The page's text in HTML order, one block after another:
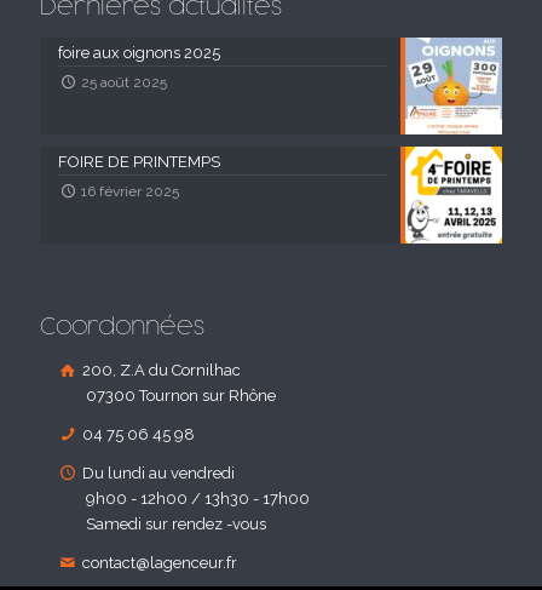
Dernières actualités
foire aux oignons 2025
25 août 2025
FOIRE DE PRINTEMPS
16 février 2025
Coordonnées
200, Z.A du Cornilhac
07300 Tournon sur Rhône
04 75 06 45 98
Du lundi au vendredi
9h00 - 12h00 / 13h30 - 17h00
Samedi sur rendez -vous
contact@lagenceur.fr